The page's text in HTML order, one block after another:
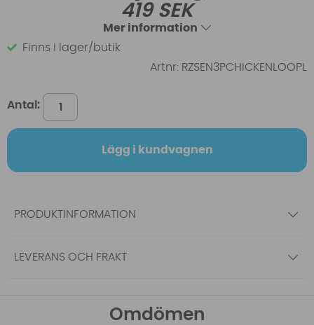
419SEK
Mer information
Finns i lager/butik
Artnr: RZSEN3PCHICKENLOOPL
Antal:
Lägg i kundvagnen
PRODUKTINFORMATION
LEVERANS OCH FRAKT
Omdömen